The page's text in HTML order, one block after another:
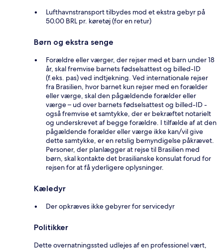
Lufthavnstransport tilbydes mod et ekstra gebyr på
50.00 BRL pr. køretøj (for en retur)
Børn og ekstra senge
Forældre eller værger, der rejser med et barn under 18
år, skal fremvise barnets fødselsattest og billed-ID
(f.eks. pas) ved indtjekning. Ved internationale rejser
fra Brasilien, hvor barnet kun rejser med en forælder
eller værge, skal den pågældende forælder eller
værge – ud over barnets fødselsattest og billed-ID -
også fremvise et samtykke, der er bekræftet notarielt
og underskrevet af begge forældre. I tilfælde af at den
pågældende forælder eller værge ikke kan/vil give
dette samtykke, er en retslig bemyndigelse påkrævet.
Personer, der planlægger at rejse til Brasilien med
børn, skal kontakte det brasilianske konsulat forud for
rejsen for at få yderligere oplysninger.
Kæledyr
Der opkræves ikke gebyrer for servicedyr
Politikker
Dette overnatningssted udlejes af en professionel vært,